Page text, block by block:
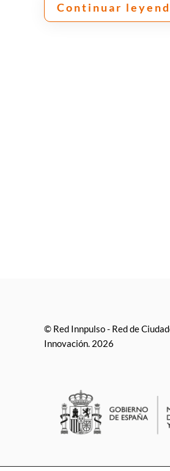
Continuar
© Red Innpulso - Red de
Innovación. 2026